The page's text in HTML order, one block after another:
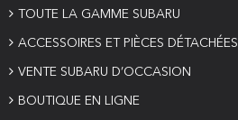
TOUTE LA GAMME SUBARU
ACCESSOIRES ET PIÈCES DÉTACHÉES
VENTE SUBARU D’OCCASION
BOUTIQUE EN LIGNE